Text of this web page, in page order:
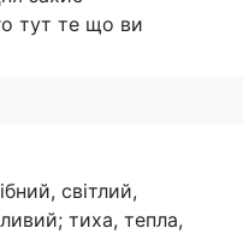
тут те що ви
світлий,
тиха, тепла,